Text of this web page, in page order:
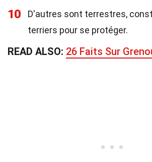
10
D'autres sont terrestres,
terriers pour se protéger.
READ ALSO: 26 Faits Sur